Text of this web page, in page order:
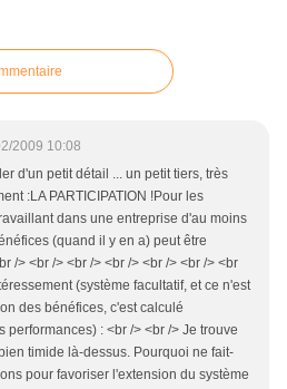
2009 10:08
d'un petit détail ... un petit tiers, très
:LA PARTICIPATION !Pour les
dans une entreprise d'au moins
(quand il y en a) peut être
/> <br /> <br /> <br /> <br /> <br /> <br
(système facultatif, et ce n'est
des bénéfices, c'est calculé
performances) : <br /> <br /> Je trouve
timide là-dessus. Pourquoi ne fait-
pour favoriser l'extension du système